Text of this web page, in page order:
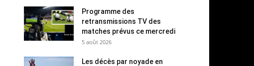
Programme des
retransmissions TV des
matches prévus ce mercredi
5 août 2026
Les décès par noyade en